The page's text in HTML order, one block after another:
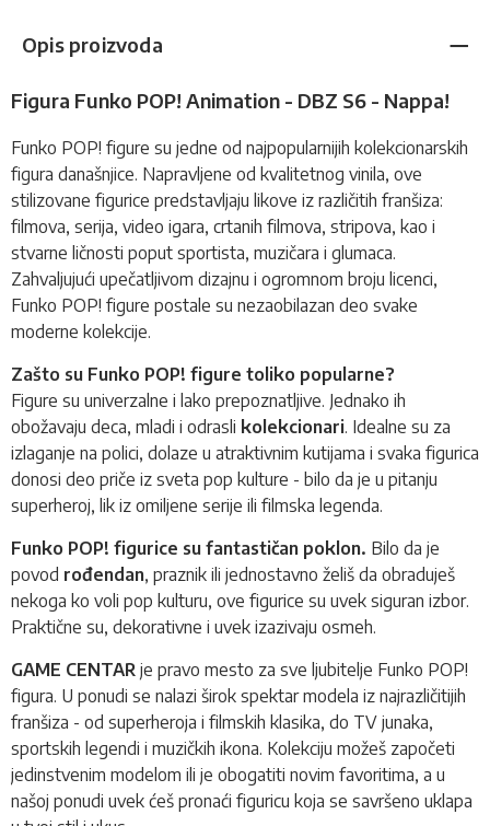
Opis proizvoda
Figura Funko POP! Animation - DBZ S6 - Nappa!
Funko POP! figure su jedne od najpopularnijih kolekcionarskih
figura današnjice. Napravljene od kvalitetnog vinila, ove
stilizovane figurice predstavljaju likove iz različitih franšiza:
filmova, serija, video igara, crtanih filmova, stripova, kao i
stvarne ličnosti poput sportista, muzičara i glumaca.
Zahvaljujući upečatljivom dizajnu i ogromnom broju licenci,
Funko POP! figure postale su nezaobilazan deo svake
moderne kolekcije.
Zašto su Funko POP! figure toliko popularne?
Figure su univerzalne i lako prepoznatljive. Jednako ih
obožavaju deca, mladi i odrasli kolekcionari. Idealne su za
izlaganje na polici, dolaze u atraktivnim kutijama i svaka figurica
donosi deo priče iz sveta pop kulture - bilo da je u pitanju
superheroj, lik iz omiljene serije ili filmska legenda.
Funko POP! figurice su fantastičan poklon. Bilo da je
povod rođendan, praznik ili jednostavno želiš da obraduješ
nekoga ko voli pop kulturu, ove figurice su uvek siguran izbor.
Praktične su, dekorativne i uvek izazivaju osmeh.
GAME CENTAR je pravo mesto za sve ljubitelje Funko POP!
figura. U ponudi se nalazi širok spektar modela iz najrazličitijih
franšiza - od superheroja i filmskih klasika, do TV junaka,
sportskih legendi i muzičkih ikona. Kolekciju možeš započeti
jedinstvenim modelom ili je obogatiti novim favoritima, a u
našoj ponudi uvek ćeš pronaći figuricu koja se savršeno uklapa